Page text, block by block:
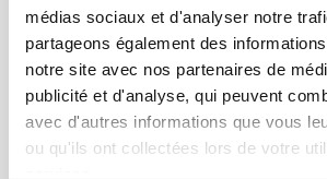
médias sociaux et d'analyser notre
partageons également des
notre site avec nos partenaires de
publicité et d'analyse, qui peuvent
avec d'autres informations que vous
ou qu'ils ont collectées lors de votre